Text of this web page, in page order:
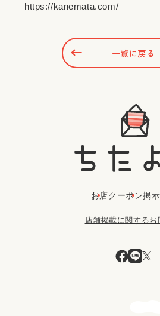
https://kanemata.com/
一覧に戻る
お店クーポン掲
店舗掲載に関するお